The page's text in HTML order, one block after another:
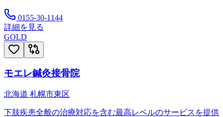
0155-30-1144
詳細を見る
GOLD
モエレ鍼灸接骨院
北海道 札幌市東区
下肢疾患全般の治療対応を含む最高レベルのサービスを提供